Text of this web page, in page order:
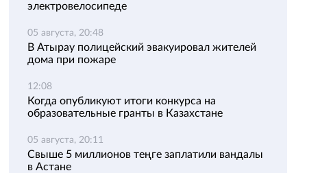
электровелосипеде
05 августа, 20:48
В Атырау полицейский эвакуировал жителей
дома при пожаре
12:08
Когда опубликуют итоги конкурса на
образовательные гранты в Казахстане
05 августа, 20:11
Свыше 5 миллионов теңге заплатили вандалы
в Астане